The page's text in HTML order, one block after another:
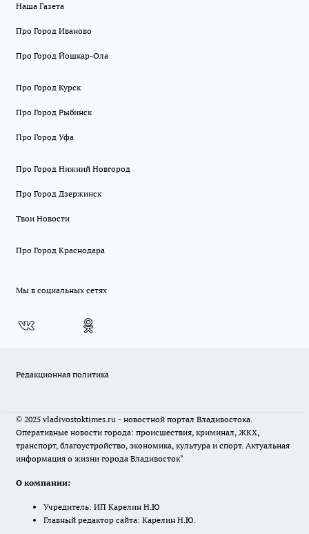
Наша Газета
Про Город Иваново
Про Город Йошкар-Ола
Про Город Курск
Про Город Рыбинск
Про Город Уфа
Про Город Нижний Новгород
Про Город Дзержинск
Твои Новости
Про Город Краснодара
Мы в социальных сетях
Редакционная политика
© 2025 vladivostoktimes.ru - новостной портал Владивостока.
Оперативные новости города: происшествия, криминал, ЖКХ,
транспорт, благоустройство, экономика, культура и спорт. Актуальная
информация о жизни города Владивосток"
О компании:
Учредитель: ИП Карелин Н.Ю
Главный редактор сайта: Карелин Н.Ю.